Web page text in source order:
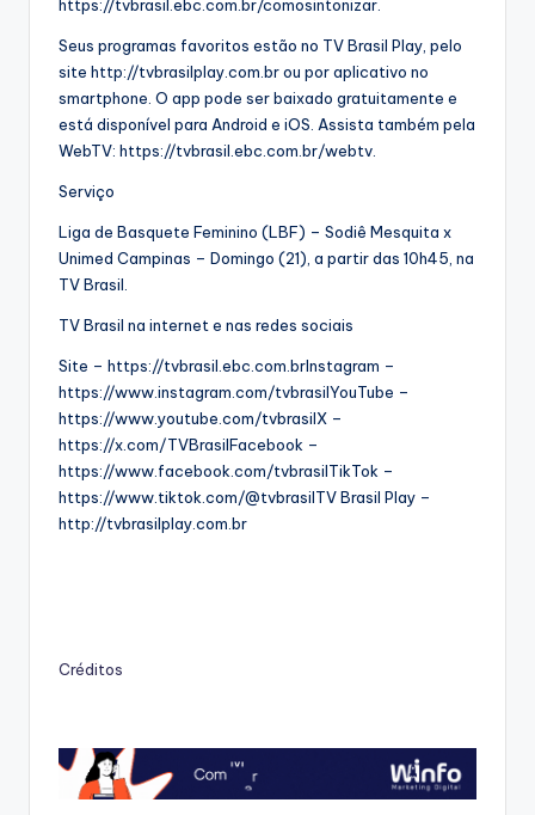
https://tvbrasil.ebc.com.br/comosintonizar.
Seus programas favoritos estão no TV Brasil Play, pelo
site http://tvbrasilplay.com.br ou por aplicativo no
smartphone. O app pode ser baixado gratuitamente e
está disponível para Android e iOS. Assista também pela
WebTV: https://tvbrasil.ebc.com.br/webtv.
Serviço
Liga de Basquete Feminino (LBF) – Sodiê Mesquita x
Unimed Campinas – Domingo (21), a partir das 10h45, na
TV Brasil.
TV Brasil na internet e nas redes sociais
Site – https://tvbrasil.ebc.com.brInstagram –
https://www.instagram.com/tvbrasilYouTube –
https://www.youtube.com/tvbrasilX –
https://x.com/TVBrasilFacebook –
https://www.facebook.com/tvbrasilTikTok –
https://www.tiktok.com/@tvbrasilTV Brasil Play –
http://tvbrasilplay.com.br
Créditos